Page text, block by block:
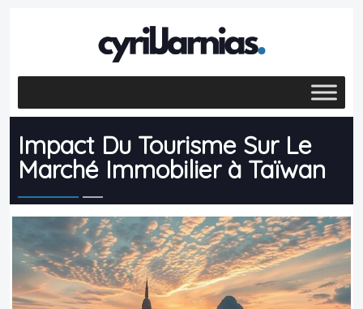
Impact Du Tourisme Sur Le
Marché Immobilier à Taïwan